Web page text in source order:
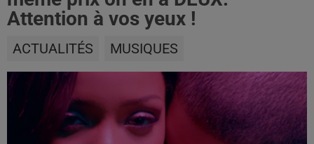
Attention à vos yeux !
ACTUALITÉS MUSIQUES